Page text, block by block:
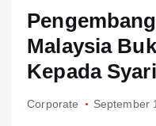
Malaysia
Kepada
Corporate September